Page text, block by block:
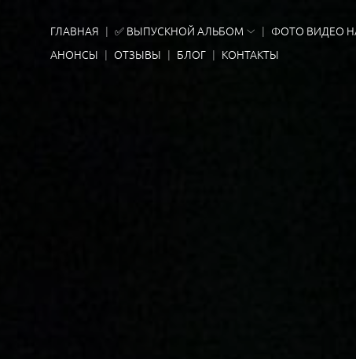
ГЛАВНАЯ ✅ ВЫПУСКНОЙ АЛЬБОМ ФОТО ВИДЕО
АНОНСЫ
ОТЗЫВЫ БЛОГ КОНТАКТЫ